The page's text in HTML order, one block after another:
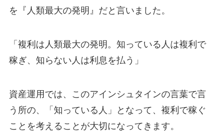
を『人類最大の発明』だと言いました。
「複利は人類最大の発明。知っている人は複利で
稼ぎ、知らない人は利息を払う」
資産運用では、このアインシュタインの言葉で言
う所の、「知っている人」となって、複利で稼ぐ
ことを考えることが大切になってきます。